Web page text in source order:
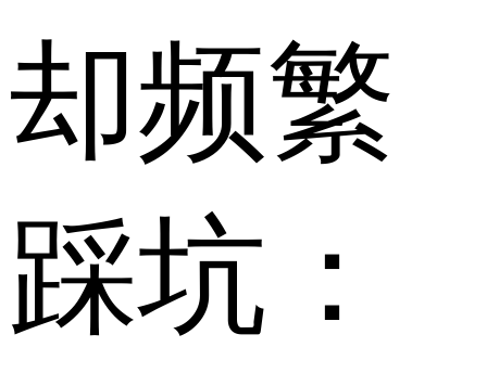
却频繁
踩坑：